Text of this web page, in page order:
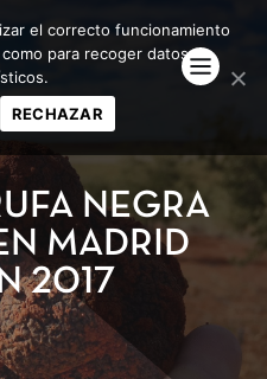
NEGRA
MADRID
2017
el correcto funcionamiento
para recoger datos
RECHAZAR